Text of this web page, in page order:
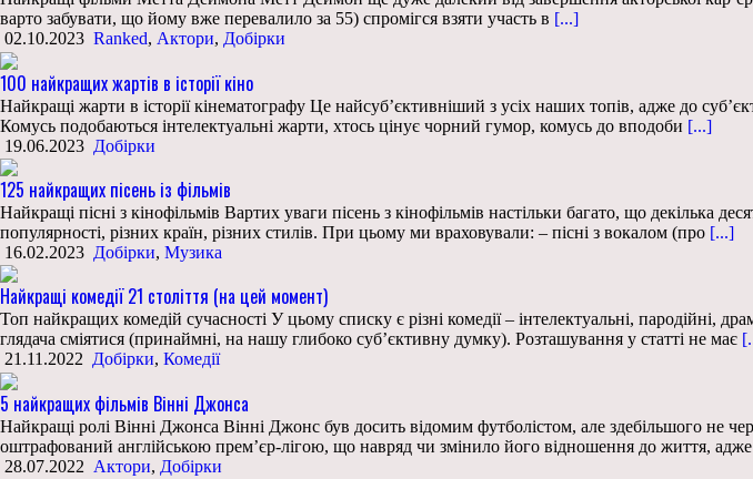
варто забувати, що йому вже перевалило за 55) спромігся взяти участь в [...]
02.10.2023 Ranked, Актори, Добірки
100 найкращих жартів в історії кіно
Найкращі жарти в історії кінематографу Це найсуб’єктивніший з усіх наших топів, адже до
Комусь подобаються інтелектуальні жарти, хтось цінує чорний гумор, комусь до вподоби [...]
19.06.2023 Добірки
125 найкращих пісень із фільмів
Найкращі пісні з кінофільмів Вартих уваги пісень з кінофільмів настільки багато, що декілька
популярності, різних країн, різних стилів. При цьому ми враховували: – пісні з вокалом (про [...]
16.02.2023 Добірки, Музика
Найкращі комедії 21 століття (на цей момент)
Топ найкращих комедій сучасності У цьому списку є різні комедії – інтелектуальні, пародійні,
глядача сміятися (принаймні, на нашу глибоко суб’єктивну думку). Розташування у статті не має
21.11.2022 Добірки, Комедії
5 найкращих фільмів Вінні Джонса
Найкращі ролі Вінні Джонса Вінні Джонс був досить відомим футболістом, але здебільшого не
оштрафований англійською прем’єр-лігою, що навряд чи змінило його відношення до життя, адже
28.07.2022 Актори, Добірки